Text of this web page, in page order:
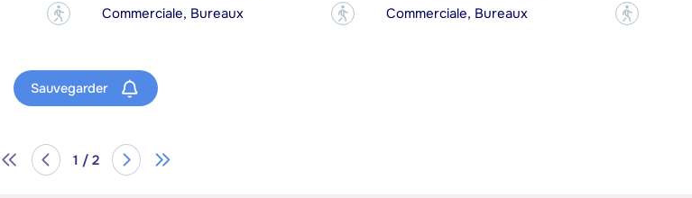
?
Commerciale, Bureaux
?
Commerciale, Bureaux
?
Sauvegarder
1 / 2